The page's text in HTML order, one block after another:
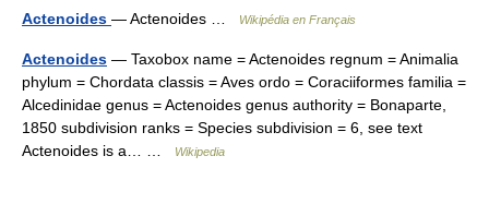
Actenoides — Actenoides … Wikipédia en Français
Actenoides — Taxobox name = Actenoides regnum = Animalia
phylum = Chordata classis = Aves ordo = Coraciiformes familia =
Alcedinidae genus = Actenoides genus authority = Bonaparte,
1850 subdivision ranks = Species subdivision = 6, see text
Actenoides is a… …
Wikipedia